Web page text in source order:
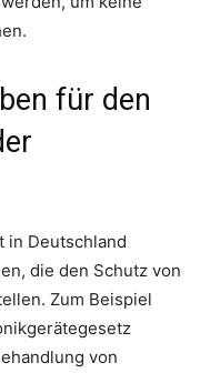
für den
in Deutschland
die den Schutz von
Zum Beispiel
von